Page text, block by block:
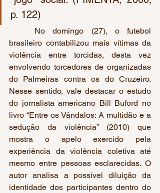
p. 122)
brasileiro contabilizou mais vítimas da
violência entre torcidas, desta vez
envolvendo torcedores de organizadas
do Palmeiras contra os do Cruzeiro.
Nesse sentido, vale destacar o estudo
do jornalista americano Bill Buford no
livro “Entre os Vândalos: A multidão e a
sedução da violência” (2010) que
mostra o apelo exercido pela
experiência da violência coletiva até
mesmo entre pessoas esclarecidas. O
autor analisa a possível diluição da
identidade dos participantes dentro do